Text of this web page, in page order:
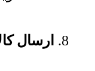
ارسال